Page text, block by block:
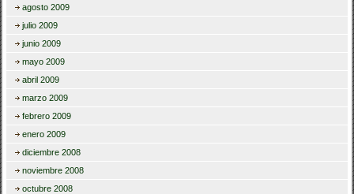
agosto 2009
julio 2009
junio 2009
mayo 2009
abril 2009
marzo 2009
febrero 2009
enero 2009
diciembre 2008
noviembre 2008
octubre 2008